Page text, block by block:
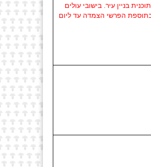
בניין עיר. בישובי עולים
החכירה ל-51% משווי הקרקע למועד ההקצאה ובתוספת הפרשי הצמדה עד ליום